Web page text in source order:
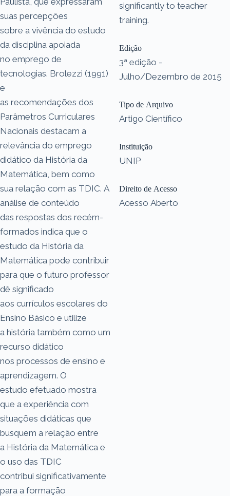
suas percepções
sobre a vivência do estudo
da disciplina apoiada
no emprego de
tecnologias. Brolezzi (1991)
e
as recomendações dos
Parâmetros Curriculares
Nacionais destacam a
relevância do emprego
didático da História da
Matemática, bem como
sua relação com as TDIC. A
análise de conteúdo
das respostas dos recém-
formados indica que o
estudo da História da
Matemática pode contribuir
para que o futuro professor
dê significado
aos currículos escolares do
Ensino Básico e utilize
a história também como um
recurso didático
nos processos de ensino e
aprendizagem. O
estudo efetuado mostra
que a experiência com
situações didáticas que
busquem a relação entre
a História da Matemática e
o uso das TDIC
contribui significativamente
para a formação
significantly to teacher
training.
Edição
3ª edição -
Julho/Dezembro de 2015
Tipo de Arquivo
Artigo Científico
Instituição
UNIP
Direito de Acesso
Acesso Aberto